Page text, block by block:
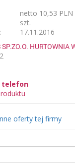
netto 10,53 PLN
szt.
17.11.2016
HURTOWNIA
telefon
oferty tej firmy